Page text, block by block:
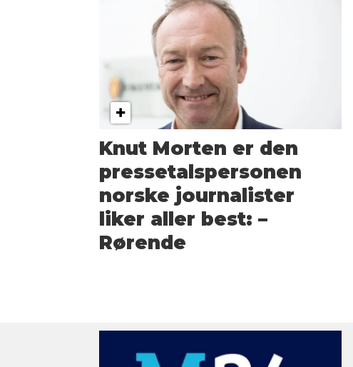
Knut Morten er den
pressetals­personen
norske journalister
liker aller best: –
Rørende